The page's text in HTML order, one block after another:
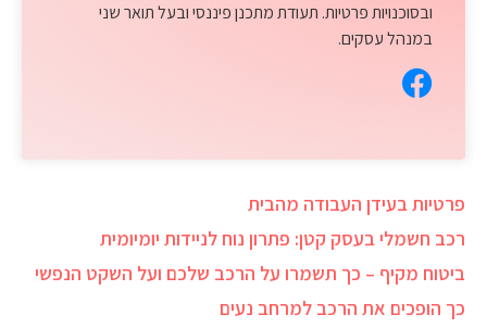
ובסוכנויות פרטיות. תעודת מתכנן פיננסי ובעל תואר שני
במנהל עסקים.
פרטיות בעידן העבודה מהבית
רכב חשמלי בעסק קטן: פתרון נוח לניידות יומיומית
ביטוח מקיף – כך תשמרו על הרכב שלכם ועל השקט הנפשי
כך הופכים את הרכב למרחב נעים